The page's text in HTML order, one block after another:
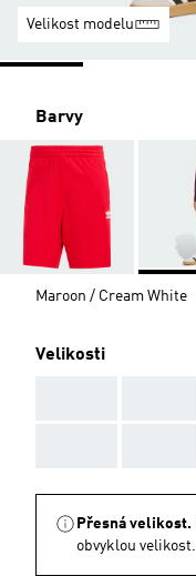
Velikost modelu
Barvy
Maroon / Cream White
Velikosti
Přesná velikost.
obvyklou velikost.